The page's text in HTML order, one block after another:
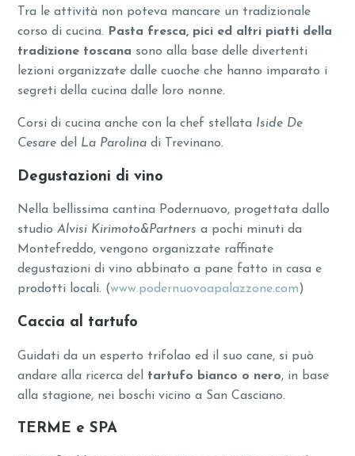
Tra le attività non poteva mancare un tradizionale
corso di cucina.
Pasta fresca, pici ed altri piatti della
tradizione toscana sono alla base delle divertenti
lezioni organizzate dalle cuoche che hanno imparato i
segreti della cucina dalle loro nonne.
Corsi di cucina anche con la chef stellata Iside De
Cesare del La Parolina di Trevinano.
Degustazioni di vino
Nella bellissima cantina Podernuovo, progettata dallo
studioAlvisi Kirimoto&Partners a pochi minuti da
Montefreddo, vengono organizzate raffinate
degustazioni di vino abbinato a pane fatto in casa e
prodotti locali. (www.podernuovoapalazzone.com)
Caccia al tartufo
Guidati da un esperto trifolao ed il suo cane, si può
andare alla ricerca del tartufo bianco o nero, in base
alla stagione, nei boschi vicino a San Casciano.
TERME e SPA